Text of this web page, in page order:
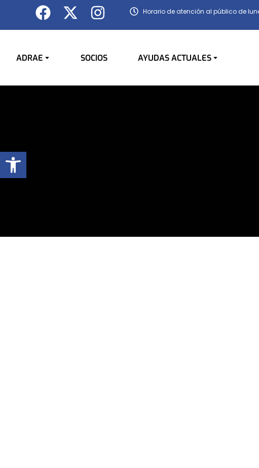
Horario de atención al público de
ADRAE SOCIOS AYUDAS ACTUALES
You are here:
Abrir barra de herramientas